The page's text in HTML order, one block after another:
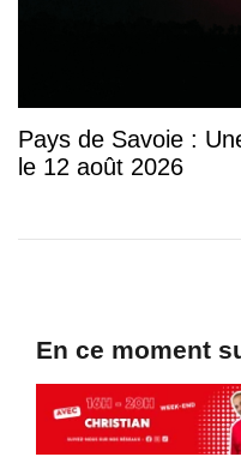
Pays de Savoie :
le 12 août 2026
En ce moment